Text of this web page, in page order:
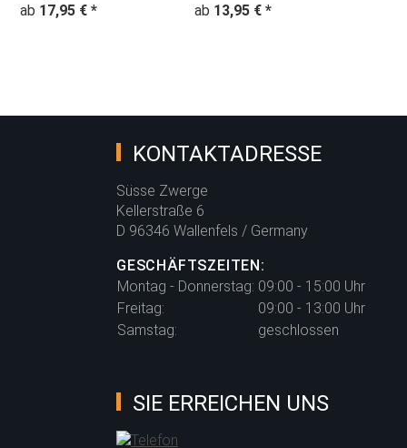
ab 17,95 € *
Affen" grün
ab 13,95 € *
KONTAKTADRESSE
Süsse Zwerge
Kellerstraße 6
D 96346 Wallenfels / Germany
GESCHÄFTSZEITEN:
Montag - Donnerstag: 09:00 - 15:00 Uhr
Freitag:
09:00 - 13:00 Uhr
Samstag:
geschlossen
SIE ERREICHEN UNS